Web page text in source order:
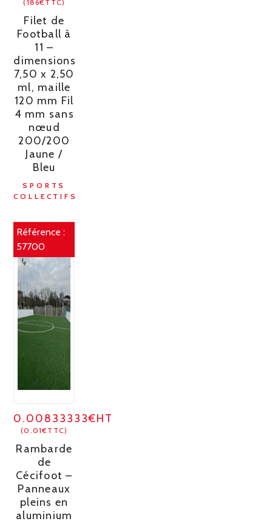
(186€TTC)
Filet de
Football à
11 –
dimensions
7,50 x 2,50
ml, maille
120 mm Fil
4 mm sans
nœud
200/200
Jaune /
Bleu
SPORTS
COLLECTIFS
Référence :
57700
0.00833333€HT
(0.01€TTC)
Rambarde
de
Cécifoot –
Panneaux
pleins en
aluminium